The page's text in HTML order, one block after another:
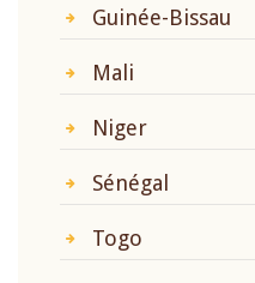
Guinée-Bissau
Mali
Niger
Sénégal
Togo